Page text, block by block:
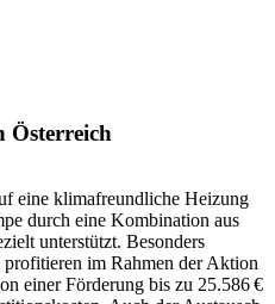
Österreich
eine klimafreundliche Heizung
durch eine Kombination aus
unterstützt. Besonders
im Rahmen der Aktion
einer Förderung bis zu 25.586 €